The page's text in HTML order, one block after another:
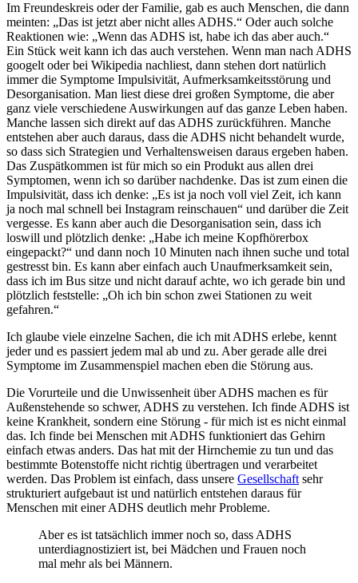
Im Freundeskreis oder der Familie, gab es auch Menschen, die dann
meinten: „Das ist jetzt aber nicht alles ADHS.“ Oder auch solche
Reaktionen wie: „Wenn das ADHS ist, habe ich das aber auch.“
Ein Stück weit kann ich das auch verstehen. Wenn man nach ADHS
googelt oder bei Wikipedia nachliest, dann stehen dort natürlich
immer die Symptome Impulsivität, Aufmerksamkeitsstörung und
Desorganisation. Man liest diese drei großen Symptome, die aber
ganz viele verschiedene Auswirkungen auf das ganze Leben haben.
Manche lassen sich direkt auf das ADHS zurückführen. Manche
entstehen aber auch daraus, dass die ADHS nicht behandelt wurde,
so dass sich Strategien und Verhaltensweisen daraus ergeben haben.
Das Zuspätkommen ist für mich so ein Produkt aus allen drei
Symptomen, wenn ich so darüber nachdenke. Das ist zum einen die
Impulsivität, dass ich denke: „Es ist ja noch voll viel Zeit, ich kann
ja noch mal schnell bei Instagram reinschauen“ und darüber die Zeit
vergesse. Es kann aber auch die Desorganisation sein, dass ich
loswill und plötzlich denke: „Habe ich meine Kopfhörerbox
eingepackt?“ und dann noch 10 Minuten nach ihnen suche und total
gestresst bin. Es kann aber einfach auch Unaufmerksamkeit sein,
dass ich im Bus sitze und nicht darauf achte, wo ich gerade bin und
plötzlich feststelle: „Oh ich bin schon zwei Stationen zu weit
gefahren.“
Ich glaube viele einzelne Sachen, die ich mit ADHS erlebe, kennt
jeder und es passiert jedem mal ab und zu. Aber gerade alle drei
Symptome im Zusammenspiel machen eben die Störung aus.
Die Vorurteile und die Unwissenheit über ADHS machen es für
Außenstehende so schwer, ADHS zu verstehen. Ich finde ADHS ist
keine Krankheit, sondern eine Störung - für mich ist es nicht einmal
das. Ich finde bei Menschen mit ADHS funktioniert das Gehirn
einfach etwas anders. Das hat mit der Hirnchemie zu tun und das
bestimmte Botenstoffe nicht richtig übertragen und verarbeitet
werden. Das Problem ist einfach, dass unsere Gesellschaft sehr
strukturiert aufgebaut ist und natürlich entstehen daraus für
Menschen mit einer ADHS deutlich mehr Probleme.
Aber es ist tatsächlich immer noch so, dass ADHS
unterdiagnostiziert ist, bei Mädchen und Frauen noch
mal mehr als bei Männern.